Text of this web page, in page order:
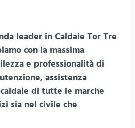
leader in Caldaie Tor Tre
con la massima
e professionalità di
assistenza
di tutte le marche
sia nel civile che